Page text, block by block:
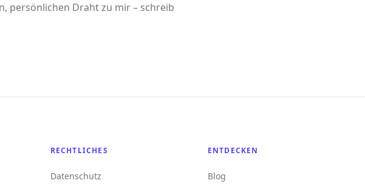
persönlichen Draht zu mir – schreib
RECHTLICHES
Datenschutz
ENTDECKEN
Blog